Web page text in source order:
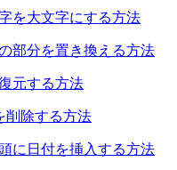
を大文字にする方法
部分を置き換える方法
元する方法
削除する方法
に日付を挿入する方法